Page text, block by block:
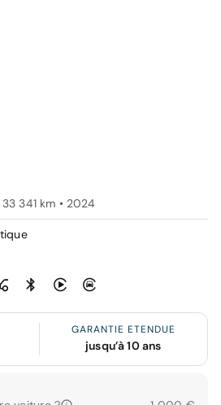
341 km • 2024
GARANTIE ETENDUE
jusqu’à 10 ans